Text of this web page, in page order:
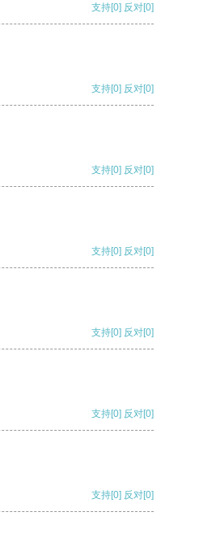
支持[0] 反对[0]
支持[0] 反对[0]
支持[0] 反对[0]
支持[0] 反对[0]
支持[0] 反对[0]
支持[0] 反对[0]
支持[0] 反对[0]